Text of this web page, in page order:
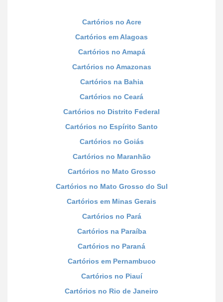
Cartórios no Acre
Cartórios em Alagoas
Cartórios no Amapá
Cartórios no Amazonas
Cartórios na Bahia
Cartórios no Ceará
Cartórios no Distrito Federal
Cartórios no Espírito Santo
Cartórios no Goiás
Cartórios no Maranhão
Cartórios no Mato Grosso
Cartórios no Mato Grosso do Sul
Cartórios em Minas Gerais
Cartórios no Pará
Cartórios na Paraíba
Cartórios no Paraná
Cartórios em Pernambuco
Cartórios no Piauí
Cartórios no Rio de Janeiro